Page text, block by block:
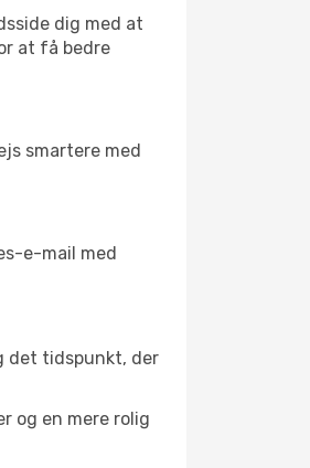
dig med at
at få bedre
smartere med
e-mail med
det tidspunkt, der
og en mere rolig